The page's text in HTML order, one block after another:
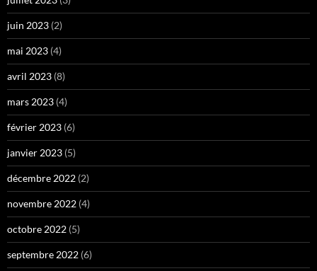
juin 2023 (2)
mai 2023 (4)
avril 2023 (8)
mars 2023 (4)
février 2023 (6)
janvier 2023 (5)
décembre 2022 (2)
novembre 2022 (4)
octobre 2022 (5)
septembre 2022 (6)